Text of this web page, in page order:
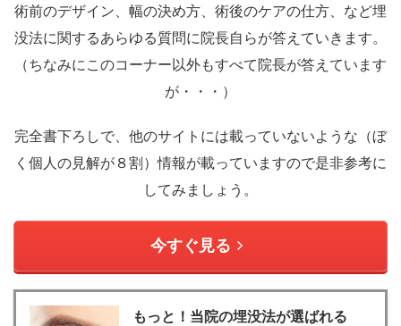
術前のデザイン、幅の決め方、術後のケアの仕方、など埋
没法に関するあらゆる質問に院長自らが答えていきます。
（ちなみにこのコーナー以外もすべて院長が答えています
が・・・）
完全書下ろしで、他のサイトには載っていないような（ぼ
く個人の見解が８割）情報が載っていますので是非参考に
してみましょう。
今すぐ見る
もっと！当院の埋没法が選ばれる